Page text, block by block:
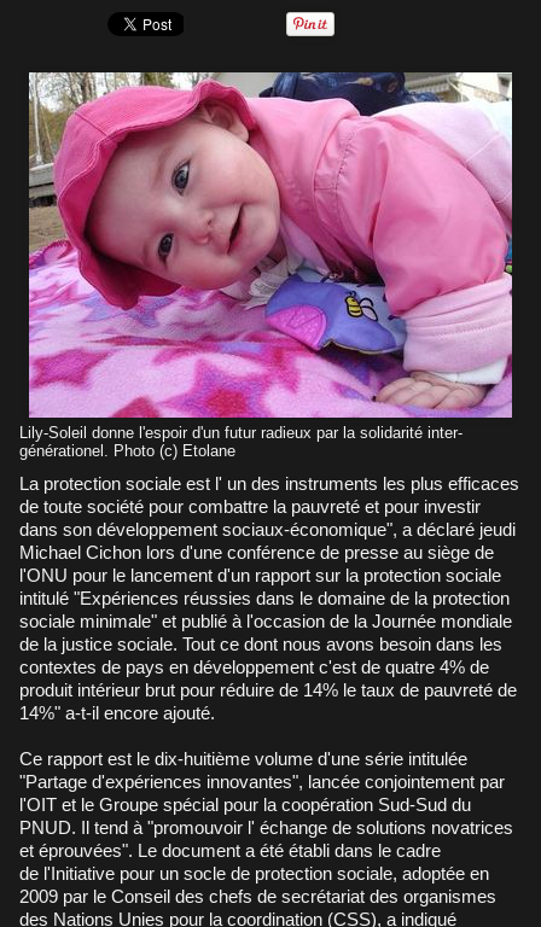
Lily-Soleil donne l'espoir d'un futur radieux par la solidarité inter-
générationel. Photo (c) Etolane
La protection sociale est l' un des instruments les plus efficaces
de toute société pour combattre la pauvreté et pour investir
dans son développement sociaux-économique", a déclaré jeudi
Michael Cichon lors d'une conférence de presse au siège de
l'ONU pour le lancement d'un rapport sur la protection sociale
intitulé "Expériences réussies dans le domaine de la protection
sociale minimale" et publié à l'occasion de la Journée mondiale
de la justice sociale. Tout ce dont nous avons besoin dans les
contextes de pays en développement c'est de quatre 4% de
produit intérieur brut pour réduire de 14% le taux de pauvreté de
14%" a-t-il encore ajouté.
Ce rapport est le dix-huitième volume d'une série intitulée
"Partage d'expériences innovantes", lancée conjointement par
l'OIT et le Groupe spécial pour la coopération Sud-Sud du
PNUD. Il tend à "promouvoir l' échange de solutions novatrices
et éprouvées". Le document a été établi dans le cadre
de l'Initiative pour un socle de protection sociale, adoptée en
2009 par le Conseil des chefs de secrétariat des organismes
des Nations Unies pour la coordination (CSS), a indiqué